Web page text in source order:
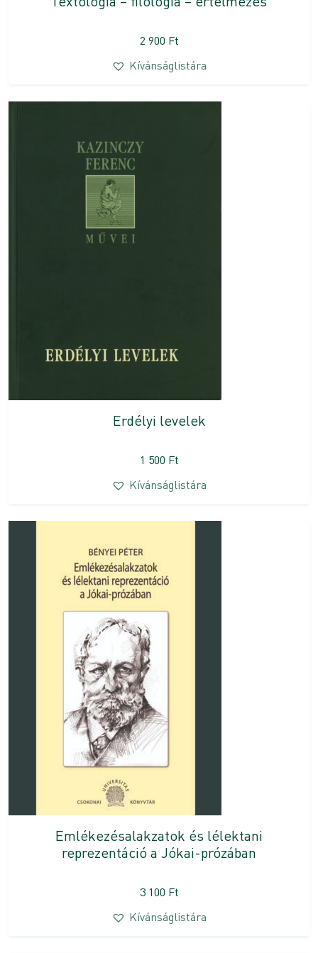
2 900 Ft
Kívánságlistára
Erdélyi levelek
1 500 Ft
Kívánságlistára
Emlékezésalakzatok és lélektani
reprezentáció a Jókai-prózában
3 100 Ft
Kívánságlistára